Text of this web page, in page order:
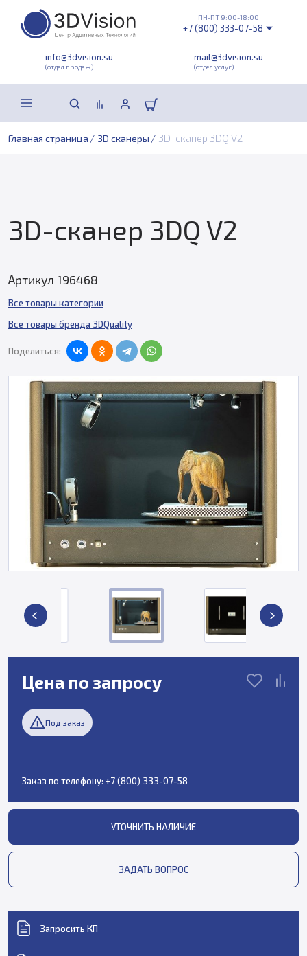
info@3dvision.su
(отдел продаж)
mail@3dvision.su
(отдел услуг)
ПН-ПТ 9:00-18:00
+7 (800) 333-07-58
Главная страница / 3D сканеры / 3D-сканер 3DQ V2
3D-сканер 3DQ V2
Артикул 196468
Все товары категории
Все товары бренда 3DQuality
Поделиться:
Цена по запросу
Под заказ
Заказ по телефону: +7 (800) 333-07-58
УТОЧНИТЬ НАЛИЧИЕ
ЗАДАТЬ ВОПРОС
Запросить КП